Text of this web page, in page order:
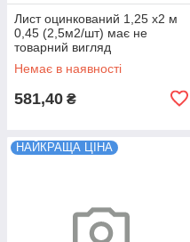
Лист оцинкований 1,25 х2 м
0,45 (2,5м2/шт) має не
товарний вигляд
Немає в наявності
581,40 ₴
НАЙКРАЩА ЦІНА